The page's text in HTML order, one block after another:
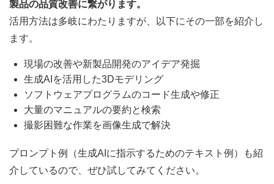
製品の品質改善に繋がります。
活用方法は多岐にわたりますが、以下にその一部を紹介し
ます。
現場の改善や新製品開発のアイデア発掘
生成AIを活用した3Dモデリング
ソフトウェアプログラムのコード生成や修正
大量のマニュアルの要約と検索
撮影困難な作業を画像生成で解決
プロンプト例（生成AIに指示するためのテキスト例）も紹
介しているので、ぜひ試してみてください。